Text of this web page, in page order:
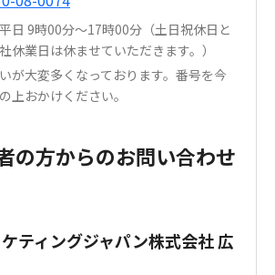
日 9時00分～17時00分（土日祝休日と
休業日は休ませていただきます。）
が大変多くなっております。番号を今
上おかけください。
の方からのお問い合わせ
ティングジャパン株式会社 広